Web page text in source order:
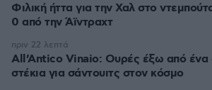
Φιλική ήττα για την Χαλ στο
0 από την Άϊντραχτ
All’Antico Vinaio: Ουρές έξω από ένα
στέκια για σάντουιτς στον κόσμο
πριν 22 λεπτά